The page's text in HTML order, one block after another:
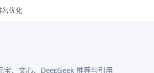
名优化
、文心、DeepSeek 推荐与引用